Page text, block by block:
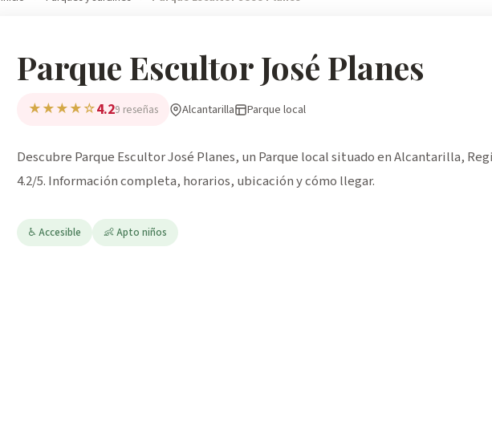
Parque Escultor José Planes
★★★★☆4.29 reseñas Alcantarilla Parque local
Descubre Parque Escultor José Planes, un Parque local situado en Alcantarilla,
4.2/5. Información completa, horarios, ubicación y cómo llegar.
♿ Accesible 👶 Apto niños